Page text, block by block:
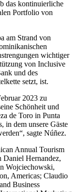
das kontinuierliche
Portfolio von
am Strand von
wichtiger
von Inclusive
und des
setzt, ist.
2023 zu
Schönheit und
de Toro in Punta
in dem unsere Gäste
sagte Núñez.
Annual Tourism
Daniel Hernandez,
Wojciechowski,
Americas; Claudio
Business